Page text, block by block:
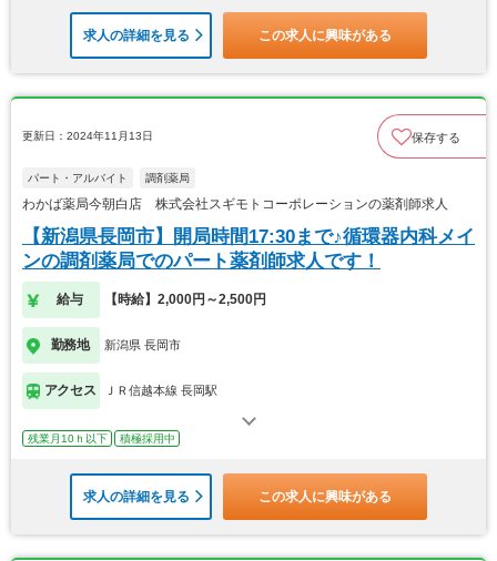
求人の詳細を見る この求人に興味がある
更新日：2024年11月13日 保存する
パート・アルバイト 調剤薬局
わかば薬局今朝白店 株式会社スギモトコーポレーションの薬剤師求人
【新潟県長岡市】開局時間17:30まで♪循環器内科メイ
ンの調剤薬局でのパート薬剤師求人です！
給与 【時給】2,000円～2,500円
勤務地 新潟県 長岡市
アクセス ＪＲ信越本線 長岡駅
残業月10ｈ以下 積極採用中
求人の詳細を見る この求人に興味がある